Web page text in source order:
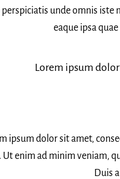
perspiciatis unde omnis
eaque ipsa
Lorem ipsum
ipsum dolor sit amet,
Ut enim ad minim veniam,
Duis